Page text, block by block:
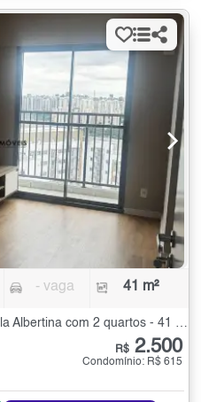
- vaga 41 m²
Apartamento para Alugar na Vila Albertina com 2 quartos - 41 m²
R$ 2.500
Condomínio: R$ 615